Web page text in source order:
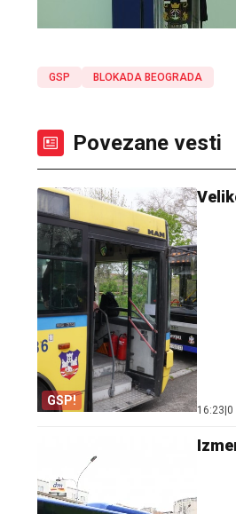
GSP BLOKADA BEOGRADA
Povezane vesti
GSP!
16:23 0